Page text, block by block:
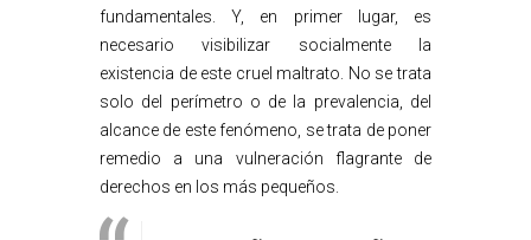
fundamentales. Y, en primer lugar, es
necesario visibilizar socialmente la
existencia de este cruel maltrato. No se trata
solo del perímetro o de la prevalencia, del
alcance de este fenómeno, se trata de poner
remedio a una vulneración flagrante de
derechos en los más pequeños.